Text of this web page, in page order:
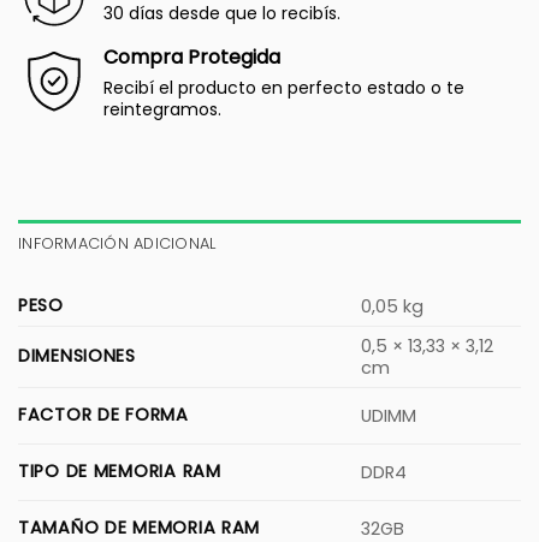
30 días desde que lo recibís.
Compra Protegida
Recibí el producto en perfecto estado o te
reintegramos.
INFORMACIÓN ADICIONAL
PESO 0,05 kg
DIMENSIONES
0,5 × 13,33 × 3,12
cm
FACTOR DE FORMA
UDIMM
TIPO DE MEMORIA RAM DDR4
TAMAÑO DE MEMORIA RAM
32GB